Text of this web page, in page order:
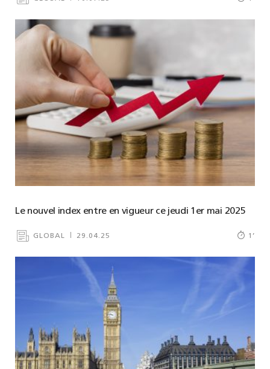
Le nouvel index entre en vigueur ce jeudi 1er mai 2025
GLOBAL 29.04.25 1’